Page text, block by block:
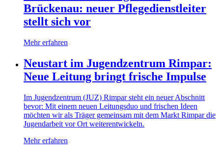
Brückenau: neuer Pflegedienstleiter
stellt sich vor
Mehr erfahren
Neustart im Jugendzentrum Rimpar:
Neue Leitung bringt frische Impulse
Im Jugendzentrum (JUZ) Rimpar steht ein neuer Abschnitt
bevor: Mit einem neuen Leitungsduo und frischen Ideen
möchten wir als Träger gemeinsam mit dem Markt Rimpar die
Jugendarbeit vor Ort weiterentwickeln.
Mehr erfahren